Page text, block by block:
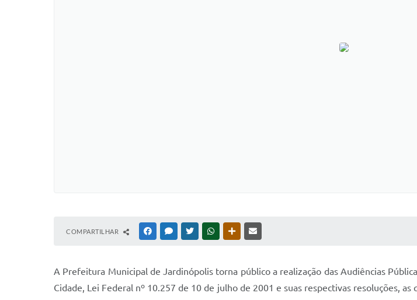
COMPARTILHAR FACEBOOKMESSENGER
TWITTERWHATSAPPOUTRAS MÍDIAS
A Prefeitura Municipal de Jardinópolis torna público a realização das Audiências
Cidade, Lei Federal nº 10.257 de 10 de julho de 2001 e suas respectivas resoluções,